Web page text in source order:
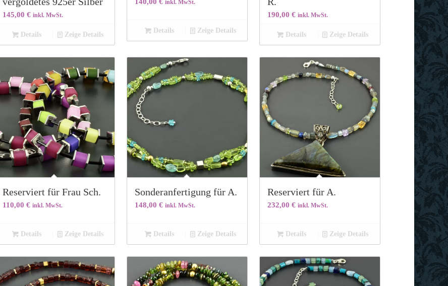
145,00 € inkl. MwSt.
Details Zeige Details
inkl. MwSt.
Details Zeige Details
190,00€ inkl. MwSt.
Details Zeige Details
Reserviert für Frau Sch.
110,00 € inkl. MwSt.
Details Zeige Details
Sonderanfertigung für A.
148,00€ inkl. MwSt.
Details Zeige Details
Reserviert für A.
232,00€ inkl. MwSt.
Details Zeige Details